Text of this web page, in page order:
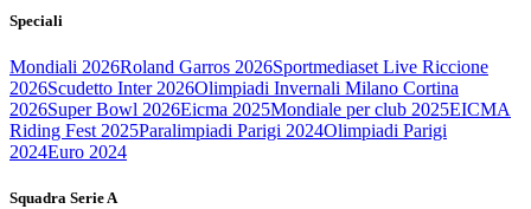
Speciali
Mondiali 2026Roland Garros 2026Sportmediaset Live Riccione
2026Scudetto Inter 2026Olimpiadi Invernali Milano Cortina
2026Super Bowl 2026Eicma 2025Mondiale per club 2025EICMA
Riding Fest 2025Paralimpiadi Parigi 2024Olimpiadi Parigi
2024Euro 2024
Squadra Serie A